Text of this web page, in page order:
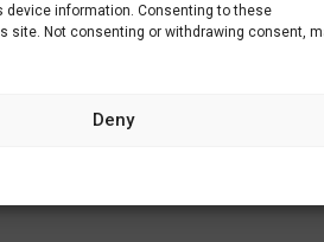
information. Consenting to these
site. Not consenting or withdrawing consent,
Deny